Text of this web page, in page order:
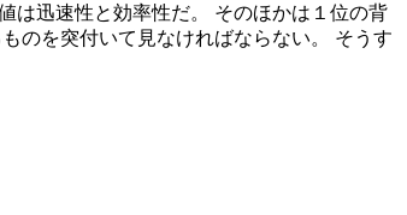
は迅速性と効率性だ。 そのほかは１位の背
のを突付いて見なければならない。 そうす